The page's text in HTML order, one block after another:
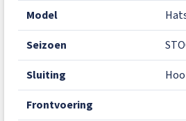
model
seizoen
sluiting
frontvoering